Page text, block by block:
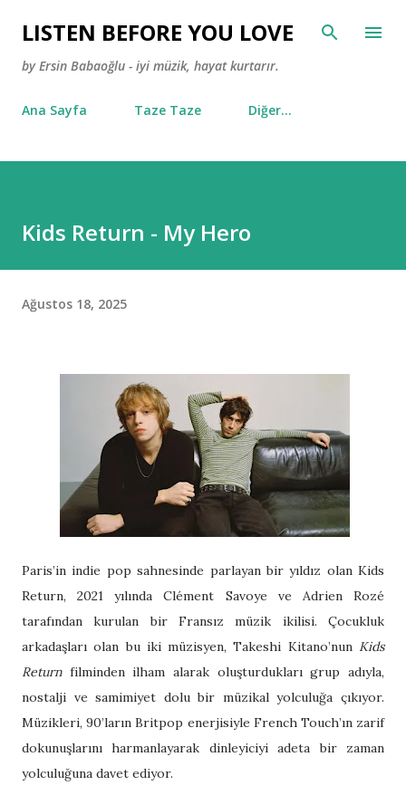
Ana içeriğe atla
LISTEN BEFORE YOU LOVE
by Ersin Babaoğlu - iyi müzik, hayat kurtarır.
Ana Sayfa Taze Taze Diğer…
Kids Return - My Hero
Ağustos 18, 2025
Paris’in indie pop sahnesinde parlayan bir yıldız olan Kids
Return, 2021 yılında Clément Savoye ve Adrien Rozé
tarafından kurulan bir Fransız müzik ikilisi. Çocukluk
arkadaşları olan bu iki müzisyen, Takeshi Kitano’nun Kids
Returnfilminden ilham alarak oluşturdukları grup adıyla,
nostalji ve samimiyet dolu bir müzikal yolculuğa çıkıyor.
Müzikleri, 90’ların Britpop enerjisiyle French Touch’ın zarif
dokunuşlarını harmanlayarak dinleyiciyi adeta bir zaman
yolculuğuna davet ediyor.